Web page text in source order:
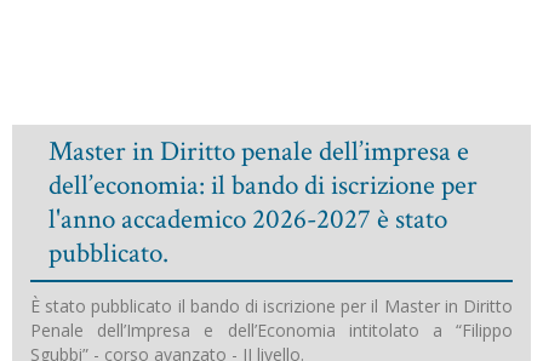
Master in Diritto penale dell’impresa e
dell’economia: il bando di iscrizione per
l'anno accademico 2026-2027 è stato
pubblicato.
È stato pubblicato il bando di iscrizione per il Master in Diritto
Penale dell’Impresa e dell’Economia intitolato a “Filippo
Sgubbi” - corso avanzato - II livello.